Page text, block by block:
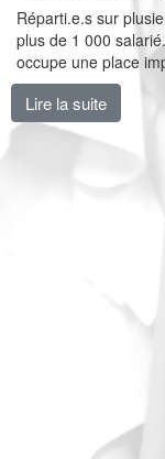
Réparti.e.s sur
plus de 1 000
occupe une place
Lire la suite